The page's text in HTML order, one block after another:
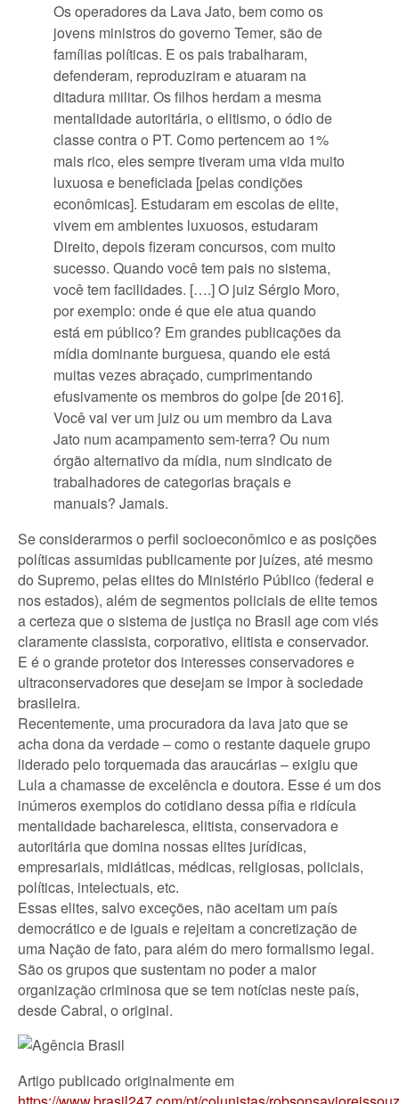
Os operadores da Lava Jato, bem como os
jovens ministros do governo Temer, são de
famílias políticas. E os pais trabalharam,
defenderam, reproduziram e atuaram na
ditadura militar. Os filhos herdam a mesma
mentalidade autoritária, o elitismo, o ódio de
classe contra o PT. Como pertencem ao 1%
mais rico, eles sempre tiveram uma vida muito
luxuosa e beneficiada [pelas condições
econômicas]. Estudaram em escolas de elite,
vivem em ambientes luxuosos, estudaram
Direito, depois fizeram concursos, com muito
sucesso. Quando você tem pais no sistema,
você tem facilidades. [….] O juiz Sérgio Moro,
por exemplo: onde é que ele atua quando
está em público? Em grandes publicações da
mídia dominante burguesa, quando ele está
muitas vezes abraçado, cumprimentando
efusivamente os membros do golpe [de 2016].
Você vai ver um juiz ou um membro da Lava
Jato num acampamento sem-terra? Ou num
órgão alternativo da mídia, num sindicato de
trabalhadores de categorias braçais e
manuais? Jamais.
Se considerarmos o perfil socioeconômico e as posições
políticas assumidas publicamente por juízes, até mesmo
do Supremo, pelas elites do Ministério Público (federal e
nos estados), além de segmentos policiais de elite temos
a certeza que o sistema de justiça no Brasil age com viés
claramente classista, corporativo, elitista e conservador.
E é o grande protetor dos interesses conservadores e
ultraconservadores que desejam se impor à sociedade
brasileira.
Recentemente, uma procuradora da lava jato que se
acha dona da verdade – como o restante daquele grupo
liderado pelo torquemada das araucárias – exigiu que
Lula a chamasse de excelência e doutora. Esse é um dos
inúmeros exemplos do cotidiano dessa pífia e ridícula
mentalidade bacharelesca, elitista, conservadora e
autoritária que domina nossas elites jurídicas,
empresariais, midiáticas, médicas, religiosas, policiais,
políticas, intelectuais, etc.
Essas elites, salvo exceções, não aceitam um país
democrático e de iguais e rejeitam a concretização de
uma Nação de fato, para além do mero formalismo legal.
São os grupos que sustentam no poder a maior
organização criminosa que se tem notícias neste país,
desde Cabral, o original.
Artigo publicado originalmente em